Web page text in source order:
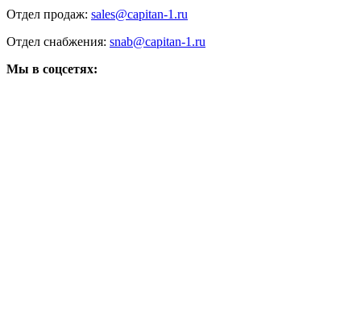
Отдел продаж: sales@capitan-1.ru
Отдел снабжения: snab@capitan-1.ru
Мы в соцсетях: